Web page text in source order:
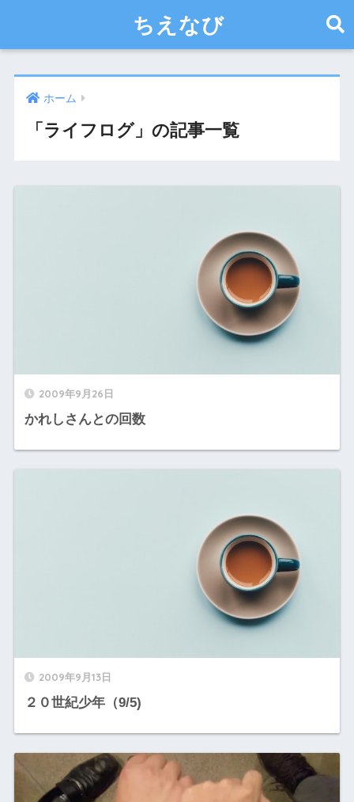
ちえなび
ホーム
「ライフログ」の記事一覧
2009年9月26日
かれしさんとの回数
2009年9月13日
２０世紀少年（9/5)